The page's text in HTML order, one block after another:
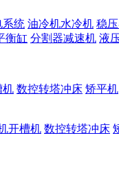
系统 油冷机水冷机 稳
衡缸 分割器减速机 液
机 数控转塔冲床 矫平机
开槽机 数控转塔冲床